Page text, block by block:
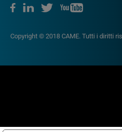
Copyright © 2018 CAME. Tutti i diritti